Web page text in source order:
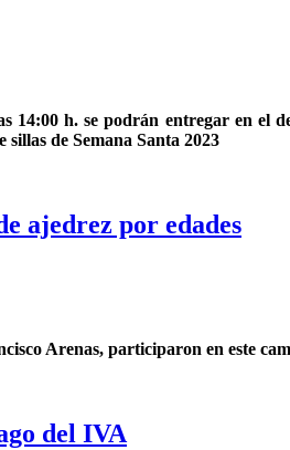
14:00 h. se podrán entregar en
sillas de Semana Santa 2023
ajedrez por edades
Arenas, participaron en este
del IVA